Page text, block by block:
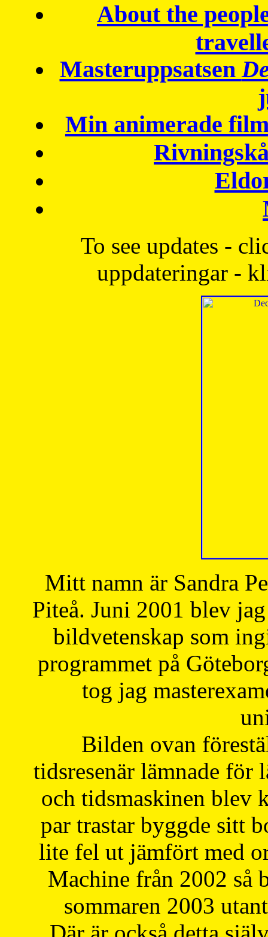
About the
Masteruppsatsen
Min animerade
To see updates -
uppdateringar -
Mitt namn är Sandra
Piteå. Juni 2001 blev
bildvetenskap som
programmet på
tog jag
Bilden ovan
tidsresenär lämnade för
och tidsmaskinen blev
par trastar byggde sitt
lite fel ut jämfört med
Machine från 2002 så
sommaren 2003